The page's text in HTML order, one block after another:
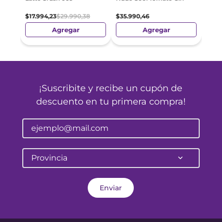
$17.994,23$29.990,38
Agregar
$35.990,46
Agregar
¡Suscribite y recibe un cupón de
descuento en tu primera compra!
Provincia
Enviar